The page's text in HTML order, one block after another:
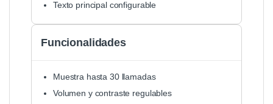
Texto principal configurable
Funcionalidades
Muestra hasta 30 llamadas
Volumen y contraste regulables